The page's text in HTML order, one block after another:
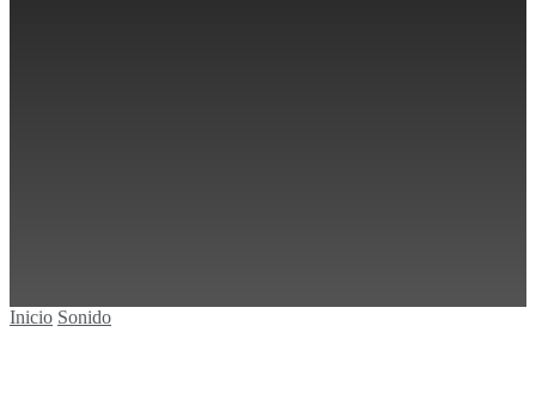
Inicio Sonido